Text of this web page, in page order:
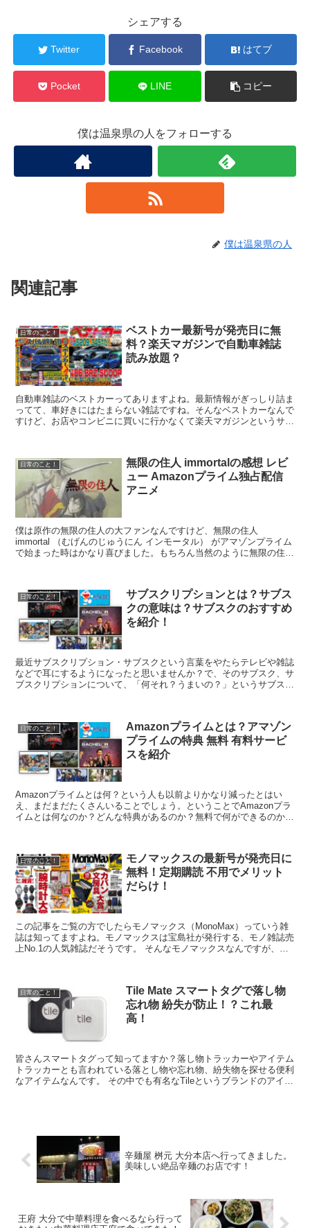
シェアする
Twitter Facebook はてブ
Pocket LINE コピー
僕は温泉県の人をフォローする
僕は温泉県の人
関連記事
日常のこと！
ベストカー最新号が発売日に無
料？楽天マガジンで自動車雑誌
読み放題？
自動車雑誌のベストカーってありますよね。最新情報がぎっしり詰ま
ってて、車好きにはたまらない雑誌ですね。そんなベストカーなんで
すけど、お店やコンビニに買いに行かなくて楽天マガジンというサー
日常のこと！
無限の住人 immortalの感想 レビ
ュー Amazonプライム独占配信
アニメ
僕は原作の無限の住人の大ファンなんですけど、無限の住人
immortal （むげんのじゅうにん インモータル） がアマゾンプライム
で始まった時はかなり喜びました。もちろん当然のように無限の住人
日常のこと！
サブスクリプションとは？サブス
クの意味は？サブスクのおすすめ
を紹介！
最近サブスクリプション・サブスクという言葉をやたらテレビや雑誌
などで耳にするようになったと思いませんか？で、そのサブスク、サ
ブスクリプションについて、「何それ？うまいの？」というサブスク
日常のこと！
Amazonプライムとは？アマゾン
プライムの特典 無料 有料サービ
スを紹介
Amazonプライムとは何？という人も以前よりかなり減ったとはい
え、まだまだたくさんいることでしょう。ということでAmazonプラ
イムとは何なのか？どんな特典があるのか？無料で何ができるのか？
日常のこと！
モノマックスの最新号が発売日に
無料！定期購読 不用でメリット
だらけ！
この記事をご覧の方でしたらモノマックス（MonoMax）っていう雑
誌は知ってますよね。モノマックスは宝島社が発行する、モノ雑誌売
上No.1の人気雑誌だそうです。 そんなモノマックスなんですが、実
日常のこと！
Tile Mate スマートタグで落し物
忘れ物 紛失が防止！？これ最
高！
皆さんスマートタグって知ってますか？落し物トラッカーやアイテム
トラッカーとも言われている落とし物や忘れ物、紛失物を探せる便利
なアイテムなんです。 その中でも有名なTileというブランドのアイテ
辛麺屋 桝元 大分本店へ行ってきました。
美味しい絶品辛麺のお店です！
王府 大分で中華料理を食べるなら行って